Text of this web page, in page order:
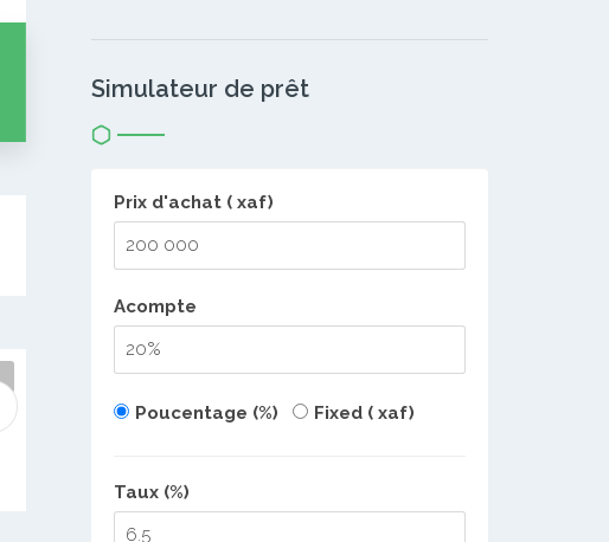
Simulateur de prêt
Prix d'achat ( xaf)
Acompte
Poucentage (%) Fixed ( xaf)
Taux (%)